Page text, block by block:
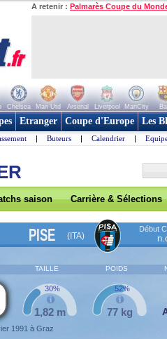
A retenir : Palmarès Coupe du
Chelsea Man Utd Arsenal Liverpool ManCity
Etranger Coupe d'Europe Les
| Buteurs | Calendrier |
saison Carrière & Sélections
PISE (ITA)
Début
TAILLE POIDS
1991 à Graz
1,82 m
30%
77 kg
52%